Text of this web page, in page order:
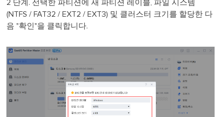
2 단계. 선택한 파티션에 새 파티션 레이블, 파일 시스템
(NTFS / FAT32 / EXT2 / EXT3) 및 클러스터 크기를 할당한 다
음 "확인"을 클릭합니다.